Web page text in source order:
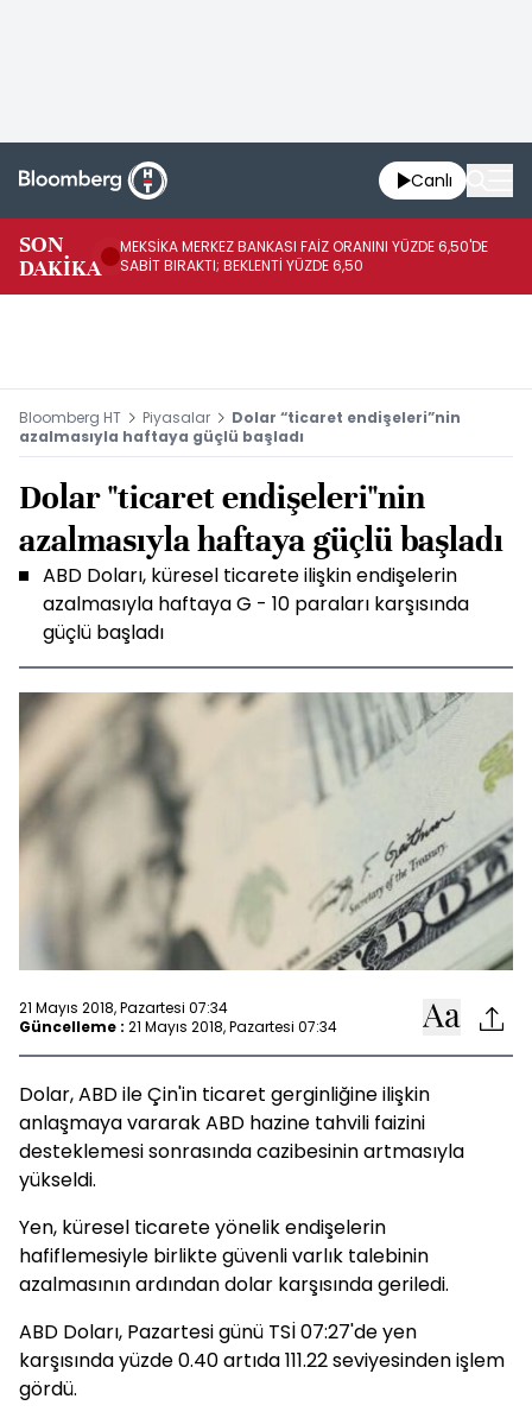
Canlı
SON
DAKİKA
MEKSİKA MERKEZ BANKASI FAİZ ORANINI YÜZDE 6,50'DE
SABİT BIRAKTI; BEKLENTİ YÜZDE 6,50
Bloomberg HT Piyasalar
Dolar “ticaret endişeleri”nin
azalmasıyla haftaya güçlü başladı
Dolar "ticaret endişeleri"nin
azalmasıyla haftaya güçlü başladı
ABD Doları, küresel ticarete ilişkin endişelerin
azalmasıyla haftaya G - 10 paraları karşısında
güçlü başladı
21 Mayıs 2018, Pazartesi 07:34
Güncelleme : 21 Mayıs 2018, Pazartesi 07:34
Dolar, ABD ile Çin'in ticaret gerginliğine ilişkin
anlaşmaya vararak ABD hazine tahvili faizini
desteklemesi sonrasında cazibesinin artmasıyla
yükseldi.
Yen, küresel ticarete yönelik endişelerin
hafiflemesiyle birlikte güvenli varlık talebinin
azalmasının ardından dolar karşısında geriledi.
ABD Doları, Pazartesi günü TSİ 07:27'de yen
karşısında yüzde 0.40 artıda 111.22 seviyesinden işlem
gördü.